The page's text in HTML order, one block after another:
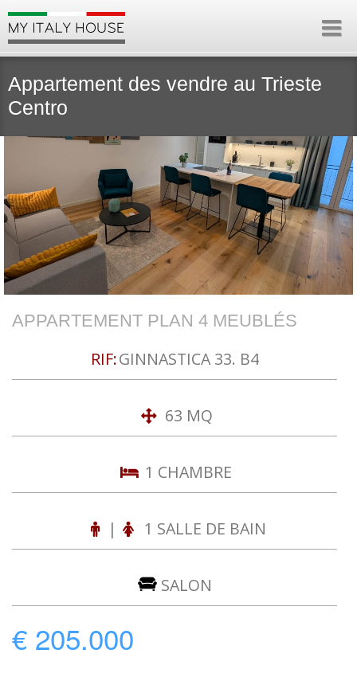
Appartement des vendre au Trieste
Centro
APPARTEMENT PLAN 4 MEUBLÉS
RIF:GINNASTICA 33. B4
63 MQ
1 CHAMBRE
| 1 SALLE DE BAIN
SALON
€ 205.000